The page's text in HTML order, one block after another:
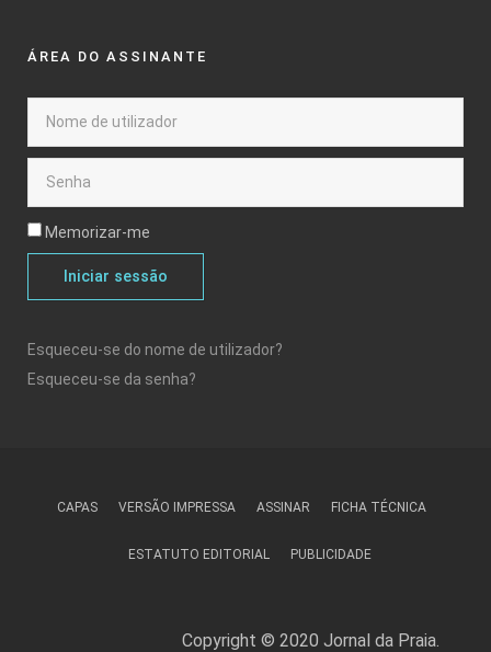
ÁREA DO ASSINANTE
Memorizar-me
Iniciar sessão
Esqueceu-se do nome de utilizador?
Esqueceu-se da senha?
CAPAS VERSÃO IMPRESSA ASSINAR FICHA TÉCNICA
ESTATUTO EDITORIAL PUBLICIDADE
Copyright © 2020 Jornal da Praia.